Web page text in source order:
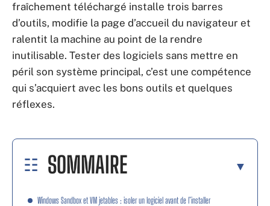
fraîchement téléchargé installe trois barres
d’outils, modifie la page d’accueil du navigateur et
ralentit la machine au point de la rendre
inutilisable. Tester des logiciels sans mettre en
péril son système principal, c’est une compétence
qui s’acquiert avec les bons outils et quelques
réflexes.
SOMMAIRE
Windows Sandbox et VM jetables : isoler un logiciel avant de l’installer